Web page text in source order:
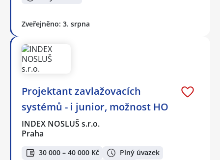
Zveřejněno: 3. srpna
Projektant zavlažovacích
systémů - i junior, možnost HO
INDEX NOSLUŠ s.r.o.
Praha
30 000 – 40 000 Kč
Plný úvazek